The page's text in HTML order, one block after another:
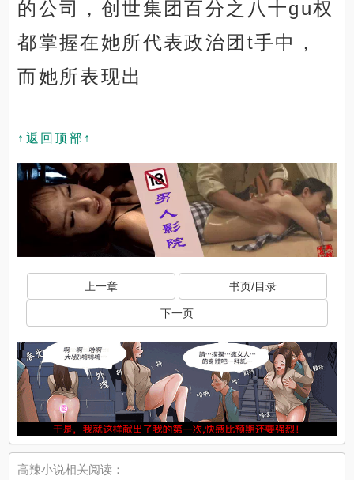
的公司，创世集团百分之八十gu权
都掌握在她所代表政治团t手中，
而她所表现出
↑返回顶部↑
上一章 书页/目录
下一页
高辣小说相关阅读：